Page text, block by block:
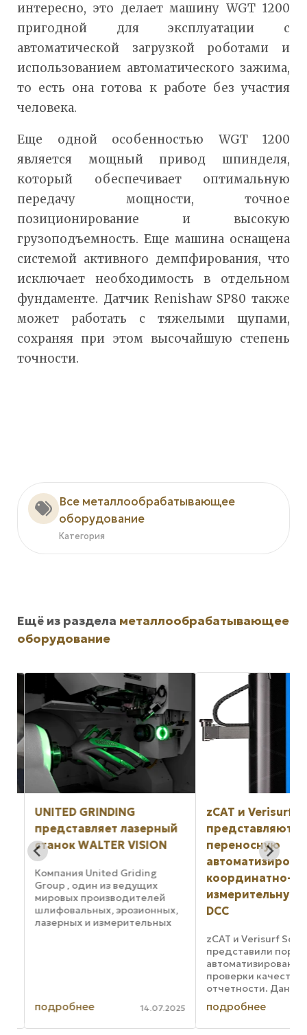
интересно, это делает машину WGT 1200
пригодной для эксплуатации с
автоматической загрузкой роботами и
использованием автоматического зажима,
то есть она готова к работе без участия
человека.
Еще одной особенностью WGT 1200
является мощный привод шпинделя,
который обеспечивает оптимальную
передачу мощности, точное
позиционирование и высокую
грузоподъемность. Еще машина оснащена
системой активного демпфирования, что
исключает необходимость в отдельном
фундаменте. Датчик Renishaw SP80 также
может работать с тяжелыми щупами,
сохраняя при этом высочайшую степень
точности.
Все металлообрабатывающее
оборудование
Категория
Ещё из раздела металлообрабатывающее
оборудование
UNITED GRINDING
представляет лазерный
станок WALTER VISION
Компания United Griding
Group , один из ведущих
мировых производителей
шлифовальных, эрозионных,
лазерных и измерительных
подробнее 14.07.2025
zCAT и Verisurf
представляют
переносную
координатно-
измерительную
DCC
zCAT и Verisurf
представили
проверки качества и
отчетности. Данная
разработка
компактную
измерительную
подробнее